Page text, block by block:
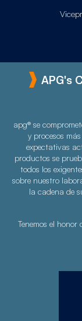
APG's
apg® se
y procesos
expectativas
productos se
todos los
sobre nuestro
la cadena de
Tenemos el